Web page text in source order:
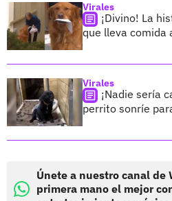
Virales
¡Divino! La
que lleva comida
Virales
¡Nadie sería
perrito sonríe
Únete a nuestro canal
primera mano el mejor